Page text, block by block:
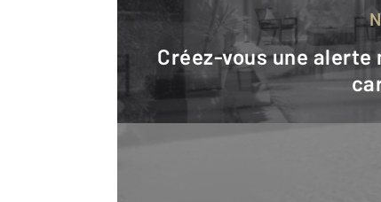
Créez-vous une alerte mail pour être averti quand une annonce est en ligne et consultez la